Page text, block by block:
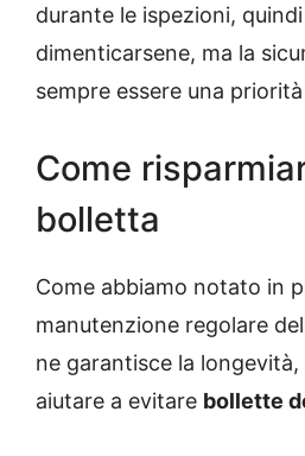
durante le ispezioni,
dimenticarsene, ma la
sempre essere una
Come
bolletta
Come abbiamo notato in
manutenzione regolare
ne garantisce la
aiutare a evitare bollette